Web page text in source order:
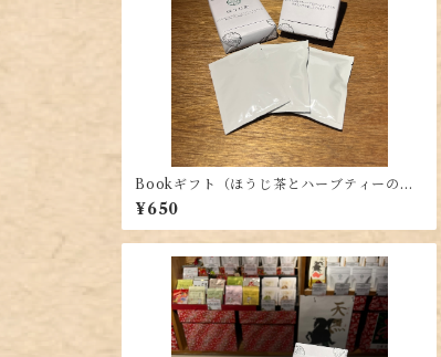
Bookギフト（ほうじ茶とハーブティーのセ
ット）
¥650